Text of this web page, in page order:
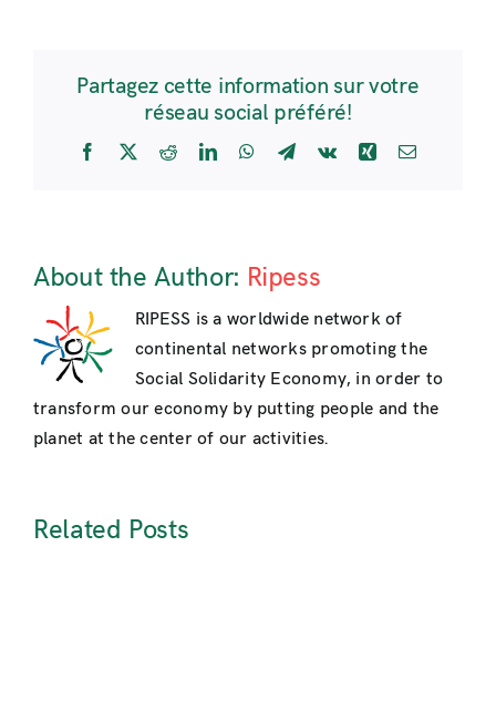
Partagez cette information sur votre
réseau social préféré!
Facebook
X RedditLinkedInWhatsApp
Telegram
Vk Xing Email
About the Author: Ripess
RIPESS is a worldwide network of
continental networks promoting the
Social Solidarity Economy, in order to
transform our economy by putting people and the
planet at the center of our activities.
Related Posts